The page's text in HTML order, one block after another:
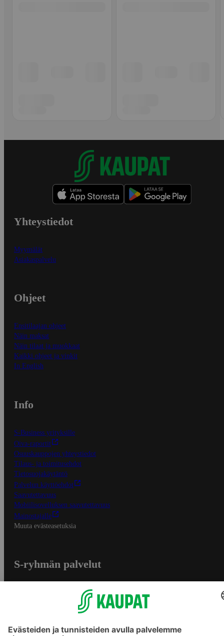
Yhteystiedot
Myymälät
Asiakaspalvelu
Ohjeet
Ensitilaajan ohjeet
Näin maksat
Näin tilaat ja muokkaat
Kaikki ohjeet ja vinkit
In English
Info
S-Business yrityksille
Oiva-raportit
Osuuskauppojen yhteystiedot
Tilaus- ja toimitusehdot
Tietosuojakäytäntö
Palvelun käyttöehdot
Saavutettavuus
Mobiilisovelluksen saavutettavuus
Mainostajalle
Muuta evästeasetuksia
S-ryhmän palvelut
Yhteishyvä Ruoka -sovellus
S-ostoslista -sovellus